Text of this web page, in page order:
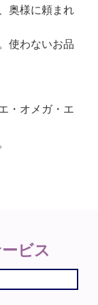
奥様に頼まれ
使わないお品
・オメガ・エ
ビス